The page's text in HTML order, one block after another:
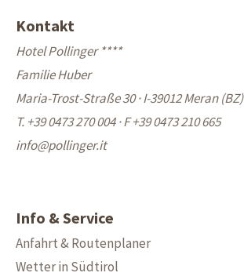
Kontakt
Hotel Pollinger ****
Familie Huber
Maria-Trost-Straße 30 · I-39012 Meran (BZ)
T. +39 0473 270 004·F +39 0473 210 665
info@pollinger.it
Info & Service
Anfahrt & Routenplaner
Wetter in Südtirol